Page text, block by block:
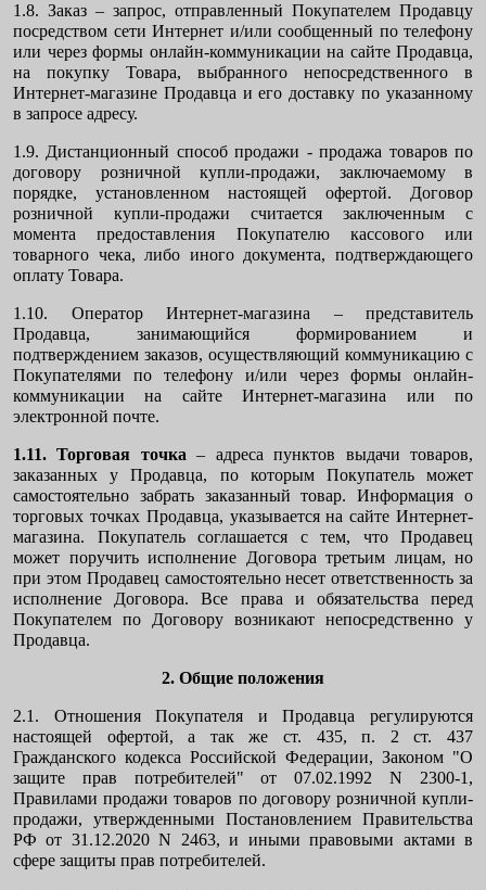
1.8. Заказ – запрос, отправленный Покупателем Продавцу
посредством сети Интернет и/или сообщенный по телефону
или через формы онлайн-коммуникации на сайте Продавца,
на покупку Товара, выбранного непосредственного в
Интернет-магазине Продавца и его доставку по указанному
в запросе адресу.
1.9. Дистанционный способ продажи - продажа товаров по
договору розничной купли-продажи, заключаемому в
порядке, установленном настоящей офертой. Договор
розничной купли-продажи считается заключенным с
момента предоставления Покупателю кассового или
товарного чека, либо иного документа, подтверждающего
оплату Товара.
1.10. Оператор Интернет-магазина – представитель
Продавца, занимающийся формированием и
подтверждением заказов, осуществляющий коммуникацию с
Покупателями по телефону и/или через формы онлайн-
коммуникации на сайте Интернет-магазина или по
электронной почте.
1.11. Торговая точка– адреса пунктов выдачи товаров,
заказанных у Продавца, по которым Покупатель может
самостоятельно забрать заказанный товар. Информация о
торговых точках Продавца, указывается насайте Интернет-
магазина. Покупатель соглашается с тем, что Продавец
может поручить исполнение Договора третьим лицам, но
при этом Продавец самостоятельно несет ответственность за
исполнение Договора. Все права и обязательства перед
Покупателем по Договору возникают непосредственно у
Продавца.
2. Общие положения
2.1. Отношения Покупателя и Продавца регулируются
настоящей офертой, а так же ст. 435, п. 2 ст. 437
Гражданского кодекса Российской Федерации, Законом "О
защите прав потребителей" от 07.02.1992 N 2300-1,
Правилами продажи товаров по договору розничной купли-
продажи, утвержденными Постановлением Правительства
РФ от 31.12.2020 N 2463, и иными правовыми актами в
сфере защиты прав потребителей.